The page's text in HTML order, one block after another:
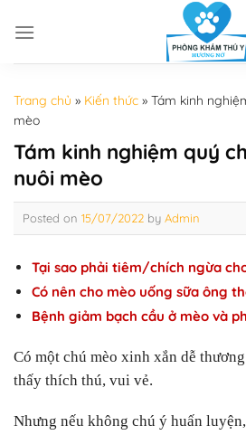
Trang chủ » Kiến thức » Tám kinh
mèo
Tám kinh nghiệm quý
nuôi mèo
Posted on 15/07/2022 by Admin
Tại sao phải tiêm/chích ngừa
Có nên cho mèo uống sữa ông
Bệnh giảm bạch cầu ở mèo và
Có một chú mèo xinh xắn dễ
thấy thích thú, vui vẻ.
Nhưng nếu không chú ý huấn